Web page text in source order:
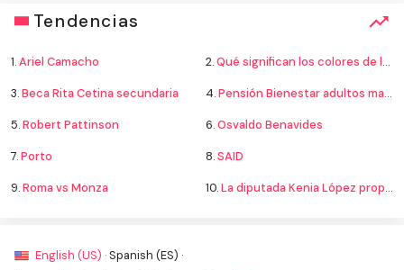
Tendencias
1.Ariel Camacho 2.Qué significan los colores de la bandera
3.Beca Rita Cetina secundaria 4.Pensión Bienestar adultos mayores
5.Robert Pattinson 6.Osvaldo Benavides
7.Porto 8.SAID
9.Roma vs Monza 10.La diputada Kenia López propone cambiar el nombre del país a México
English (US) · Spanish (ES) ·